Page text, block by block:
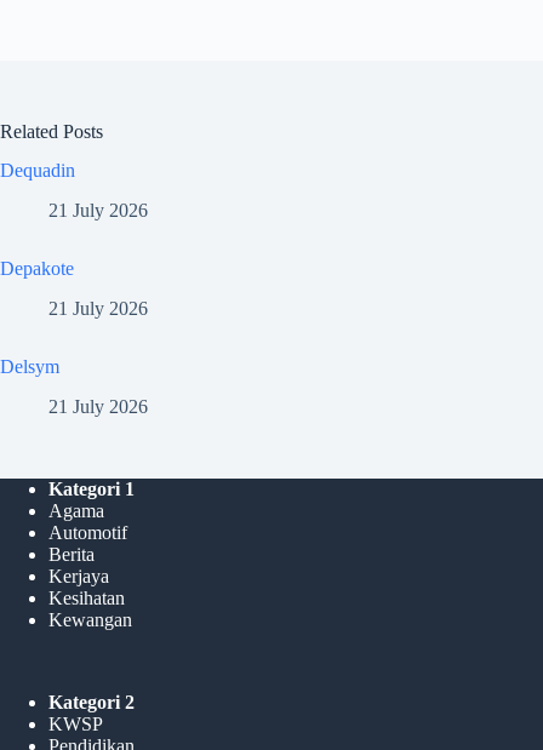
Related Posts
Dequadin
21 July 2026
Depakote
21 July 2026
Delsym
21 July 2026
Kategori 1
Agama
Automotif
Berita
Kerjaya
Kesihatan
Kewangan
Kategori 2
KWSP
Pendidikan